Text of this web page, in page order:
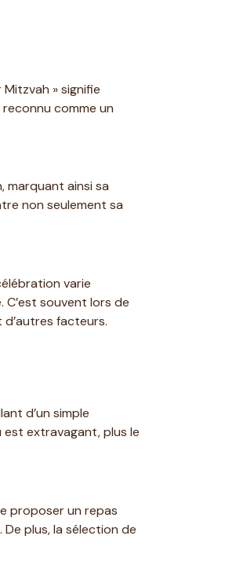
» signifie
comme un
marquant ainsi sa
non seulement sa
varie
C’est souvent lors de
facteurs.
d’un simple
est extravagant, plus le
proposer un repas
plus, la sélection de